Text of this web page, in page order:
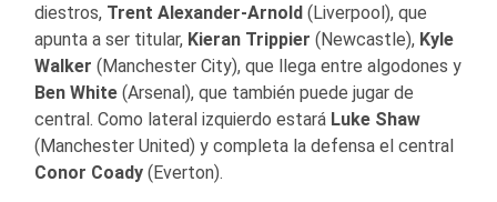
diestros, Trent Alexander-Arnold (Liverpool), que
apunta a ser titular, Kieran Trippier (Newcastle), Kyle
Walker (Manchester City), que llega entre algodones y
Ben White (Arsenal), que también puede jugar de
central. Como lateral izquierdo estará Luke Shaw
(Manchester United) y completa la defensa el central
Conor Coady (Everton).